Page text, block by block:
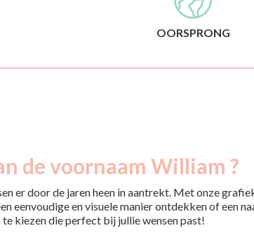
OORSPRONG
de voornaam William ?
er door de jaren heen in aantrekt. Met onze
eenvoudige en visuele manier ontdekken of een
kiezen die perfect bij jullie wensen past!